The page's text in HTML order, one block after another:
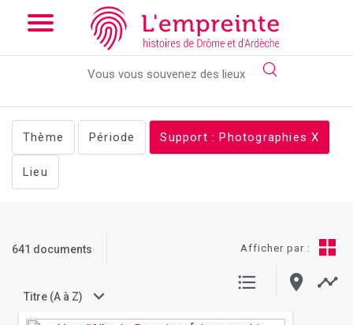
Array ( [slug] => documents [support] => photographies [pg] =>
// Add the new slick-theme.css if you want the default
Thème Période Support : PhotographiesX
Lieu
641 documents
Titre (A à Z)
Afficher par :